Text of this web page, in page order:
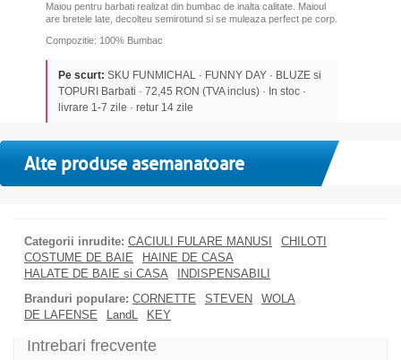
Maiou pentru barbati realizat din bumbac de inalta calitate. Maioul
are bretele late, decolteu semirotund si se muleaza perfect pe corp.
Compozitie: 100% Bumbac
Pe scurt: SKU FUNMICHAL · FUNNY DAY · BLUZE si
TOPURI Barbati · 72,45 RON (TVA inclus) · In stoc ·
livrare 1-7 zile · retur 14 zile
Alte produse asemanatoare
Categorii inrudite: CACIULI FULARE MANUSI
CHILOTI
COSTUME DE BAIE
HAINE DE CASA
HALATE DE BAIE si CASA
INDISPENSABILI
Branduri populare: CORNETTE STEVEN
WOLA
DE LAFENSE
LandL KEY
Intrebari frecvente